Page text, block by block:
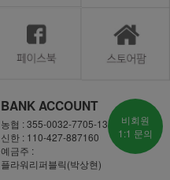
BANK ACCOUNT
농협 : 355-0032-7705-13
신한 : 110-427-887160
예금주 :
플라워리퍼블릭(박상현)
비회원
1:1 문의